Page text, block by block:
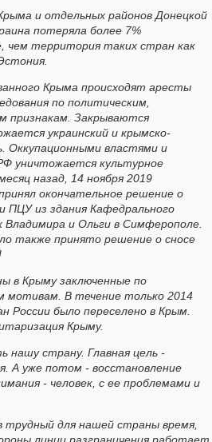
и отдельных районов Донецкой
потеряла более 7%
территория таких стран как
Крыма происходят аресты
по политическим,
признакам. Закрываются
украинский и крымско-
Оккупационными властями и
уничтожается культурное
назад, 14 ноября 2019
окончательное решение о
ПЦУ из здания Кафедрального
Владимира и Ольги в Симферополе.
также принято решение о сносе
в Крыму заключенные по
мотивам. В течение только 2014
России было переселено в Крым.
Крыму.
нашу страну. Главная цель -
А уже потом - восстановление
- человек, с ее проблемами и
для нашей страны время,